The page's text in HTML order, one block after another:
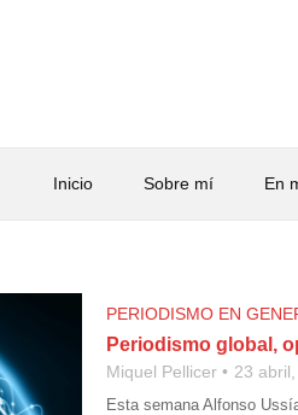
Inicio Sobre mí En
PERIODISMO EN
Periodismo global,
Miquel Pellicer 23
Esta semana Alfonso